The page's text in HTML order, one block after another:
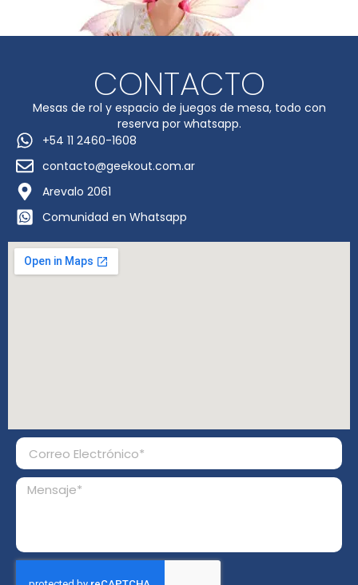
CONTACTO
Mesas de rol y espacio de juegos de mesa, todo con
reserva por whatsapp.
+54 11 2460-1608
contacto@geekout.com.ar
Arevalo 2061
Comunidad en Whatsapp